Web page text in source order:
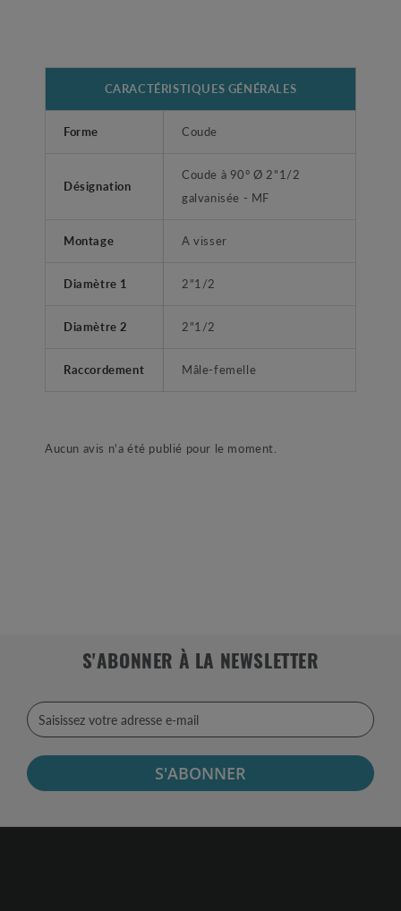
CARACTÉRISTIQUES GÉNÉRALES
Forme Coude
Désignation
Coude à 90° Ø 2"1/2
galvanisée - MF
Montage A visser
Diamètre 1 2"1/2
Diamètre 2 2"1/2
Raccordement Mâle-femelle
Aucun avis n'a été publié pour le moment.
S'ABONNER À LA NEWSLETTER
S'ABONNER